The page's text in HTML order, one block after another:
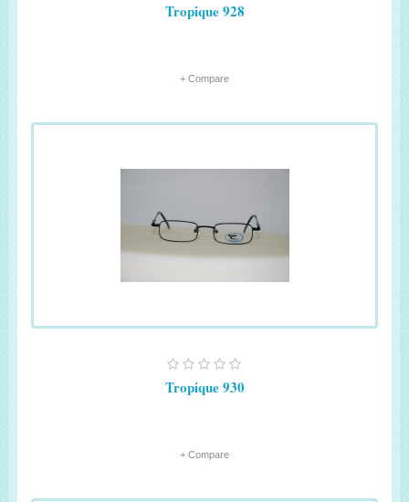
Tropique 928
+ Compare
Tropique 930
+ Compare